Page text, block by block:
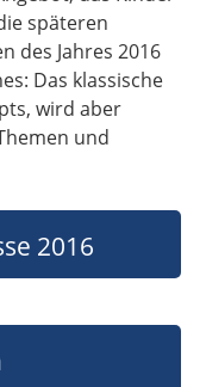
späteren
des Jahres 2016
Das klassische
wird aber
und
2016